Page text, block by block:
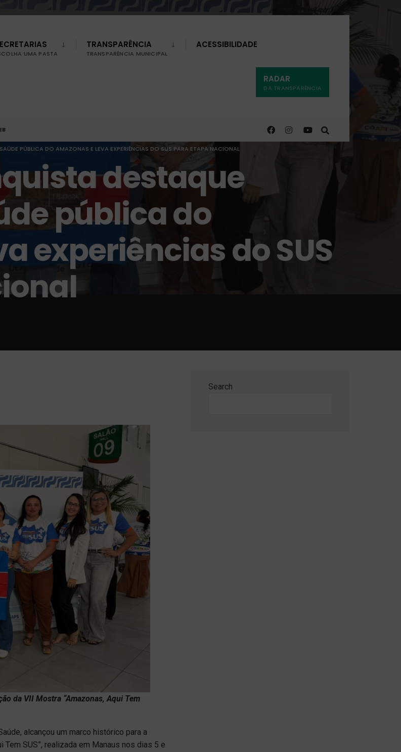
UMA PASTA
TRANSPARÊNCIA
TRANSPARÊNCIA MUNICIPAL
ACESSIBILIDADE
RADAR
DA TRANSPARÊNCIA
PÚBLICA DO AMAZONAS E LEVA EXPERIÊNCIAS DO SUS PARA ETAPA NACIONAL
destaque
pública do
experiências do SUS
da VII Mostra “Amazonas, Aqui Tem
alcançou um marco histórico para a
SUS”, realizada em Manaus nos dias 5 e
Search